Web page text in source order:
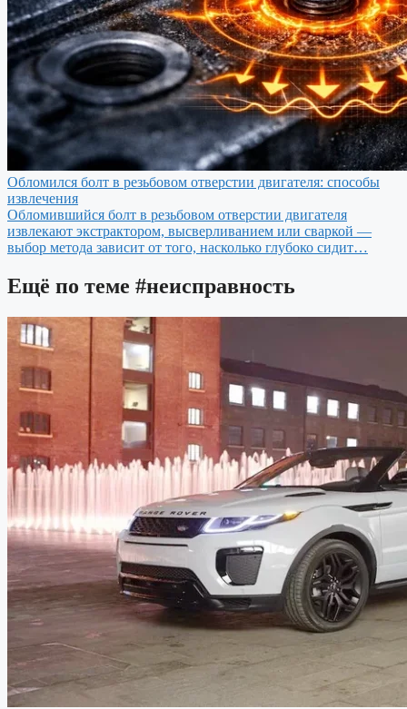
Обломился болт в резьбовом отверстии двигателя: способы
извлечения
Обломившийся болт в резьбовом отверстии двигателя
извлекают экстрактором, высверливанием или сваркой —
выбор метода зависит от того, насколько глубоко сидит…
Ещё по теме #неисправность